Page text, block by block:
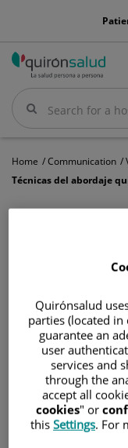
Search
Search
Home Communication
Técnicas
del cáncer
Quirónsalud
parties (located
guarantee an
user
services and
through the
accept all
cookies" or
this Settings. For